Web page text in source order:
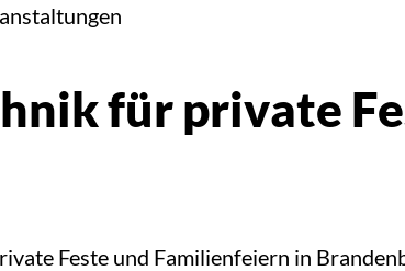
für private
Feste und Familienfeiern in